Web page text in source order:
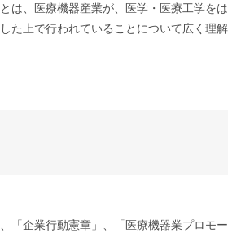
は、医療機器産業が、医学・医療工学を
た上で行われていることについて広く理
「企業行動憲章」、「医療機器業プロモ